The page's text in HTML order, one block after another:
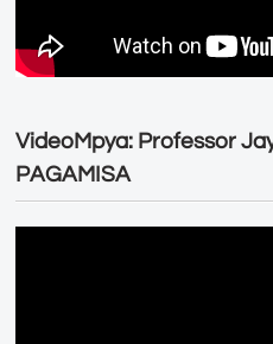
VideoMpya: Professor
PAGAMISA